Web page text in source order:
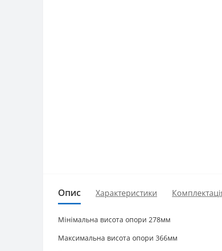
Опис Характеристики
Мінімальна висота опори 278мм
Максимальна висота опори 366мм